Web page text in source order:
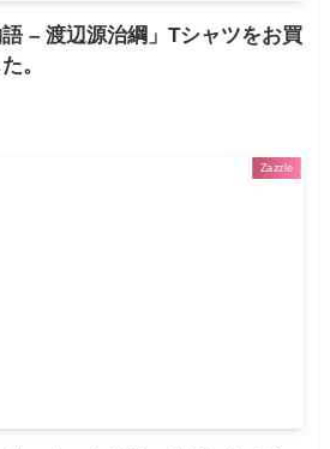
– 渡辺源治綱」Tシャツをお買
。
Zazzle